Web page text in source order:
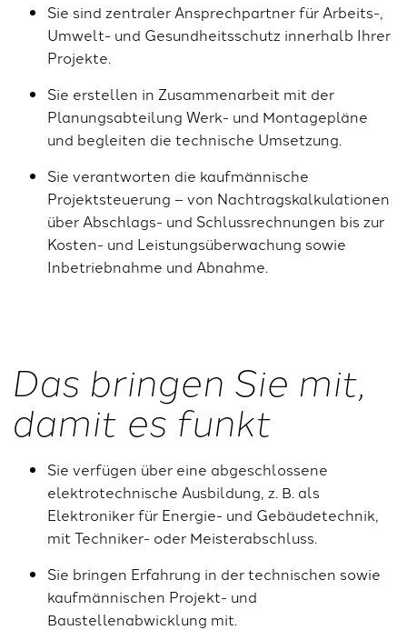
Sie sind zentraler Ansprechpartner für Arbeits-,
Umwelt- und Gesundheitsschutz innerhalb Ihrer
Projekte.
Sie erstellen in Zusammenarbeit mit der
Planungsabteilung Werk- und Montagepläne
und begleiten die technische Umsetzung.
Sie verantworten die kaufmännische
Projektsteuerung – von Nachtragskalkulationen
über Abschlags- und Schlussrechnungen bis zur
Kosten- und Leistungsüberwachung sowie
Inbetriebnahme und Abnahme.
Das bringen Sie mit,
damit es funkt
Sie verfügen über eine abgeschlossene
elektrotechnische Ausbildung, z. B. als
Elektroniker für Energie- und Gebäudetechnik,
mit Techniker- oder Meisterabschluss.
Sie bringen Erfahrung in der technischen sowie
kaufmännischen Projekt- und
Baustellenabwicklung mit.